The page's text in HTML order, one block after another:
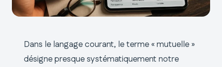
Dans le langage courant, le terme « mutuelle »
désigne presque systématiquement notre